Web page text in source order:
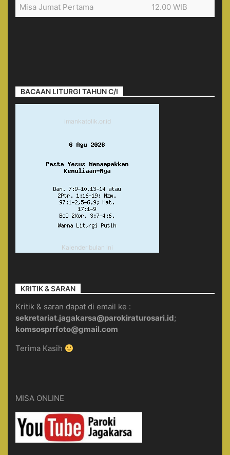
Misa Jumat Pertama 12.00 WIB
BACAAN LITURGI TAHUN C/I
imankatolik.or.id
Kalender bulan ini
KRITIK & SARAN
Kritik & saran dapat di email ke :
sekretariat.jagakarsa@parokiraturosari.id;
komsosprrfoto@gmail.com
Terima Kasih
MISA ONLINE